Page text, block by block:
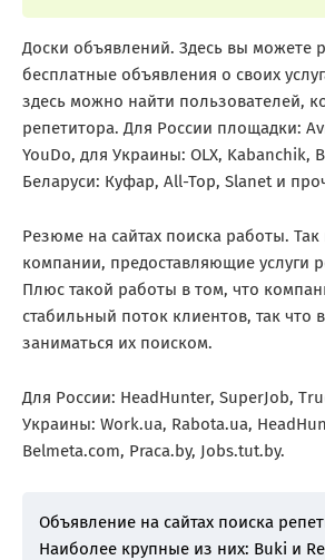
Доски объявлений. Здесь вы можете
бесплатные объявления о своих
здесь можно найти пользователей,
репетитора. Для России площадки:
YouDo, для Украины: OLX, Kabanchik,
Беларуси: Куфар, All-Top, Slanet и
Резюме на сайтах поиска работы. Так
компании, предоставляющие услуги
Плюс такой работы в том, что
стабильный поток клиентов, так что
заниматься их поиском.
Для России: HeadHunter, SuperJob,
Украины: Work.ua, Rabota.ua,
Belmeta.com, Praca.by, Jobs.tut.by.
Объявление на сайтах поиска
Наиболее крупные из них: Buki и